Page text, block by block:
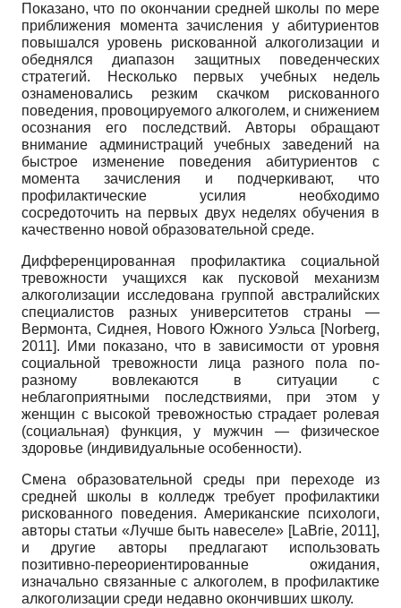
Показано, что по окончании средней школы по мере
приближения момента зачисления у абитуриентов
повышался уровень рискованной алкоголизации и
обеднялся диапазон защитных поведенческих
стратегий. Несколько первых учебных недель
ознаменовались резким скачком рискованного
поведения, провоцируемого алкоголем, и снижением
осознания его последствий. Авторы обращают
внимание администраций учебных заведений на
быстрое изменение поведения абитуриентов с
момента зачисления и подчеркивают, что
профилактические усилия необходимо
сосредоточить на первых двух неделях обучения в
качественно новой образовательной среде.
Дифференцированная профилактика социальной
тревожности учащихся как пусковой механизм
алкоголизации исследована группой австралийских
специалистов разных университетов страны —
Вермонта, Сиднея, Нового Южного Уэльса [Norberg,
2011]. Ими показано, что в зависимости от уровня
социальной тревожности лица разного пола по-
разному вовлекаются в ситуации с
неблагоприятными последствиями, при этом у
женщин с высокой тревожностью страдает ролевая
(социальная) функция, у мужчин — физическое
здоровье (индивидуальные особенности).
Смена образовательной среды при переходе из
средней школы в колледж требует профилактики
рискованного поведения. Американские психологи,
авторы статьи «Лучше быть навеселе» [LaBrie, 2011],
и другие авторы предлагают использовать
позитивно-переориентированные ожидания,
изначально связанные с алкоголем, в профилактике
алкоголизации среди недавно окончивших школу.